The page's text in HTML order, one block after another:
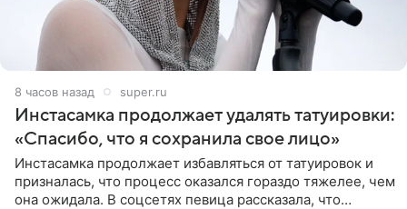
8 часов назад super.ru
Инстасамка продолжает удалять татуировки:
«Спасибо, что я сохранила свое лицо»
Инстасамка продолжает избавляться от татуировок и
призналась, что процесс оказался гораздо тяжелее, чем
она ожидала. В соцсетях певица рассказала, что